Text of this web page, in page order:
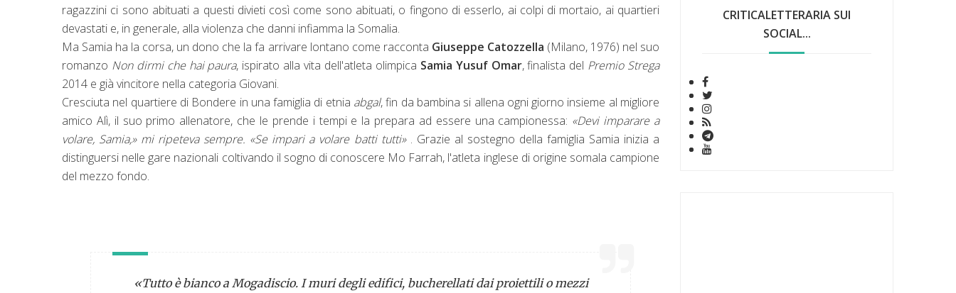
ragazzini ci sono abituati a questi divieti così come sono abituati, o fingono di esserlo, ai colpi di mortaio, ai quartieri
devastati e, in generale, alla violenza che danni infiamma la Somalia.
Ma Samia ha la corsa, un dono che la fa arrivare lontano come racconta Giuseppe Catozzella (Milano, 1976) nel suo
romanzo Non dirmi che hai paura, ispirato alla vita dell'atleta olimpica Samia Yusuf Omar, finalista del Premio Strega
2014 e già vincitore nella categoria Giovani.
Cresciuta nel quartiere di Bondere in una famiglia di etnia abgal, fin da bambina si allena ogni giorno insieme al migliore
amico Alì, il suo primo allenatore, che le prende i tempi e la prepara ad essere una campionessa: «Devi imparare a
volare, Samia,» mi ripeteva sempre. «Se impari a volare batti tutti» . Grazie al sostegno della famiglia Samia inizia a
distinguersi nelle gare nazionali coltivando il sogno di conoscere Mo Farrah, l'atleta inglese di origine somala campione
del mezzo fondo.
«Tutto è bianco a Mogadiscio. I muri degli edifici, bucherellati dai proiettili o mezzi
CRITICALETTERARIA SUI
SOCIAL...